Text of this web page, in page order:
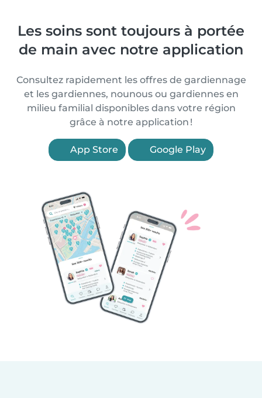
Les soins sont toujours à portée
de main avec notre application
Consultez rapidement les offres de gardiennage
et les gardiennes, nounous ou gardiennes en
milieu familial disponibles dans votre région
grâce à notre application !
App Store Google Play